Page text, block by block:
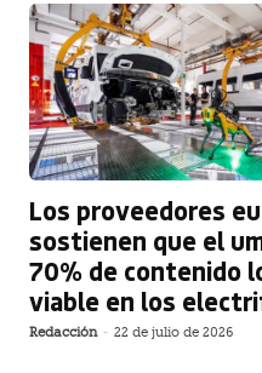
Los proveedores
sostienen que el
70% de contenido
viable en los
Redacción - 22 de julio de 2026